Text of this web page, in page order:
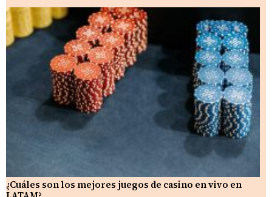
¿Cuáles son los mejores juegos de casino en vivo en